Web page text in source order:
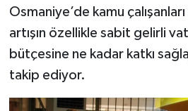
Osmaniye’de kamu
artışın özellikle sabit gelirli
bütçesine ne kadar katkı
takip ediyor.